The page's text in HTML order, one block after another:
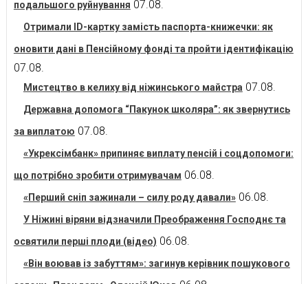
подальшого руйнування 07.08.
Отримали ID-картку замість паспорта-книжечки: як
оновити дані в Пенсійному фонді та пройти ідентифікацію
07.08.
Мистецтво в келиху від ніжинського майстра 07.08.
Державна допомога “Пакунок школяра”: як звернутись
за виплатою 07.08.
«Укрексімбанк» припиняє виплату пенсій і соцдопомоги:
що потрібно зробити отримувачам 06.08.
«Перший сніп зажинали – силу роду давали» 06.08.
У Ніжині віряни відзначили Преображення Господнє та
освятили перші плоди (відео) 06.08.
«Він воював із забуттям»: загинув керівник пошукового